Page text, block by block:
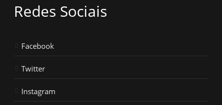
Redes Sociais
Facebook
Twitter
Instagram